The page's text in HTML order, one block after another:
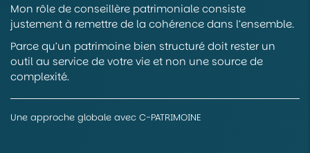
Mon rôle de conseillère patrimoniale consiste
justement à remettre de la cohérence dans l’ensemble.
Parce qu’un patrimoine bien structuré doit rester un
outil au service de votre vie et non une source de
complexité.
Une approche globale avec C-PATRIMOINE